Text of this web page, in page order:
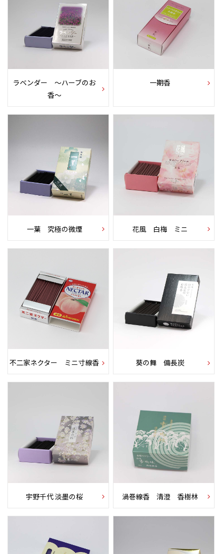
ラベンダー 〜ハーブのお
香〜
一期香
一葉 究極の微煙 花風 白梅 ミニ
不二家ネクター ミニ寸線香 葵の舞 備長炭
宇野千代 淡墨の桜 渦巻線香 清澄 香樹林